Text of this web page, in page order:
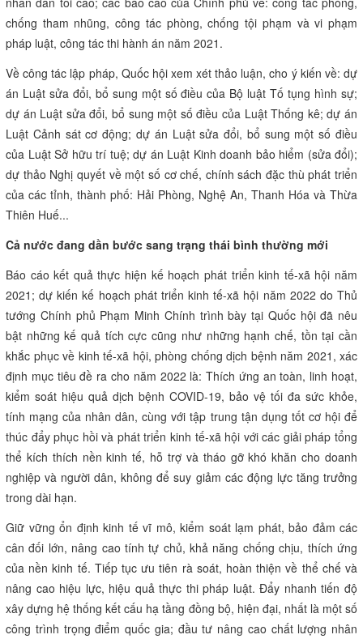
chống tham nhũng, công tác phòng, chống tội phạm và vi phạm
pháp luật, công tác thi hành án năm 2021.
Về công tác lập pháp, Quốc hội xem xét thảo luận, cho ý kiến về: dự
án Luật sửa đổi, bổ sung một số điều của Bộ luật Tố tụng hình sự;
dự án Luật sửa đổi, bổ sung một số điều của Luật Thống kê; dự án
Luật Cảnh sát cơ động; dự án Luật sửa đổi, bổ sung một số điều
của Luật Sở hữu trí tuệ; dự án Luật Kinh doanh bảo hiểm (sửa đổi);
dự thảo Nghị quyết về một số cơ chế, chính sách đặc thù phát triển
của các tỉnh, thành phố: Hải Phòng, Nghệ An, Thanh Hóa và Thừa
Thiên Huế...
Cả nước đang dần bước sang trạng thái bình thường mới
Báo cáo kết quả thực hiện kế hoạch phát triển kinh tế-xã hội năm
2021; dự kiến kế hoạch phát triển kinh tế-xã hội năm 2022 do Thủ
tướng Chính phủ Phạm Minh Chính trình bày tại Quốc hội đã nêu
bật những kế quả tích cực cũng như những hạnh chế, tồn tại cần
khắc phục về kinh tế-xã hội, phòng chống dịch bệnh năm 2021, xác
định mục tiêu đề ra cho năm 2022 là: Thích ứng an toàn, linh hoạt,
kiểm soát hiệu quả dịch bệnh COVID-19, bảo vệ tối đa sức khỏe,
tính mạng của nhân dân, cùng với tập trung tận dụng tốt cơ hội để
thúc đẩy phục hồi và phát triển kinh tế-xã hội với các giải pháp tổng
thể kích thích nền kinh tế, hỗ trợ và tháo gỡ khó khăn cho doanh
nghiệp và người dân, không để suy giảm các động lực tăng trưởng
trong dài hạn.
Giữ vững ổn định kinh tế vĩ mô, kiểm soát lạm phát, bảo đảm các
cân đối lớn, nâng cao tính tự chủ, khả năng chống chịu, thích ứng
của nền kinh tế. Tiếp tục ưu tiên rà soát, hoàn thiện về thể chế và
nâng cao hiệu lực, hiệu quả thực thi pháp luật. Đẩy nhanh tiến độ
xây dựng hệ thống kết cấu hạ tầng đồng bộ, hiện đại, nhất là một số
công trình trọng điểm quốc gia; đầu tư nâng cao chất lượng nhân